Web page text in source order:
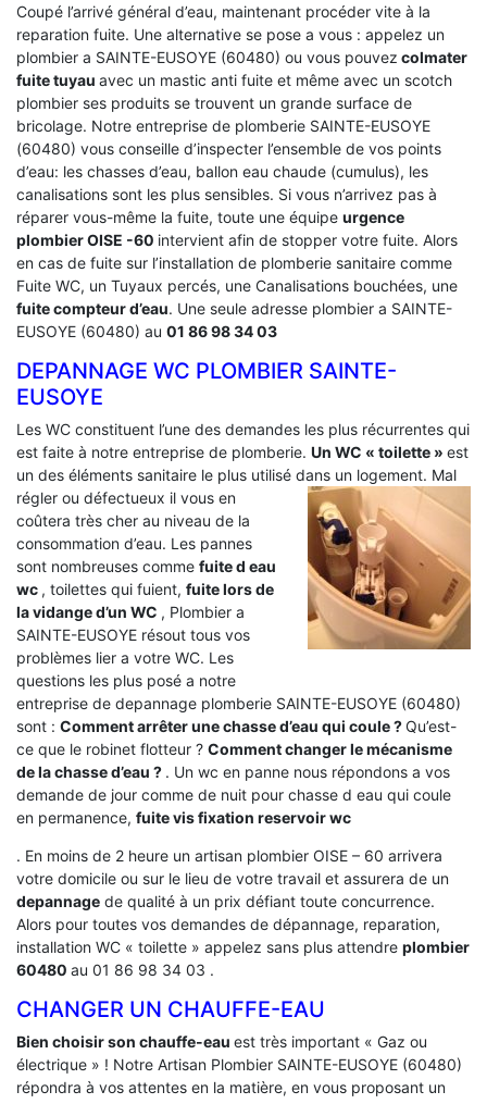
Coupé l’arrivé général d’eau, maintenant procéder vite à la
reparation fuite. Une alternative se pose a vous : appelez un
plombier a SAINTE-EUSOYE (60480) ou vous pouvez colmater
fuite tuyau avec un mastic anti fuite et même avec un scotch
plombier ses produits se trouvent un grande surface de
bricolage. Notre entreprise de plomberie SAINTE-EUSOYE
(60480) vous conseille d’inspecter l’ensemble de vos points
d’eau: les chasses d’eau, ballon eau chaude (cumulus), les
canalisations sont les plus sensibles. Si vous n’arrivez pas à
réparer vous-même la fuite, toute une équipe urgence
plombier OISE -60 intervient afin de stopper votre fuite. Alors
en cas de fuite sur l’installation de plomberie sanitaire comme
Fuite WC, un Tuyaux percés, une Canalisations bouchées, une
fuite compteur d’eau. Une seule adresse plombier a SAINTE-
EUSOYE (60480) au 01 86 98 34 03
DEPANNAGE WC PLOMBIER SAINTE-
EUSOYE
Les WC constituent l’une des demandes les plus récurrentes qui
est faite à notre entreprise de plomberie. Un WC « toilette » est
un des éléments sanitaire le plus utilisé dans un logement. Mal
régler ou défectueux il vous en
coûtera très cher au niveau de la
consommation d’eau. Les pannes
sont nombreuses comme fuite d eau
wc , toilettes qui fuient, fuite lors de
la vidange d’un WC , Plombier a
SAINTE-EUSOYE résout tous vos
problèmes lier a votre WC. Les
questions les plus posé a notre
entreprise de depannage plomberie SAINTE-EUSOYE (60480)
sont : Comment arrêter une chasse d’eau qui coule ?Qu’est-
ce que le robinet flotteur ? Comment changer le mécanisme
de la chasse d’eau ? . Un wc en panne nous répondons a vos
demande de jour comme de nuit pour chasse d eau qui coule
en permanence, fuite vis fixation reservoir wc
. En moins de 2 heure un artisan plombier OISE – 60 arrivera
votre domicile ou sur le lieu de votre travail et assurera de un
depannage de qualité à un prix défiant toute concurrence.
Alors pour toutes vos demandes de dépannage, reparation,
installation WC « toilette » appelez sans plus attendre plombier
60480 au 01 86 98 34 03 .
CHANGER UN CHAUFFE-EAU
Bien choisir son chauffe-eau est très important « Gaz ou
électrique » ! Notre Artisan Plombier SAINTE-EUSOYE (60480)
répondra à vos attentes en la matière, en vous proposant un